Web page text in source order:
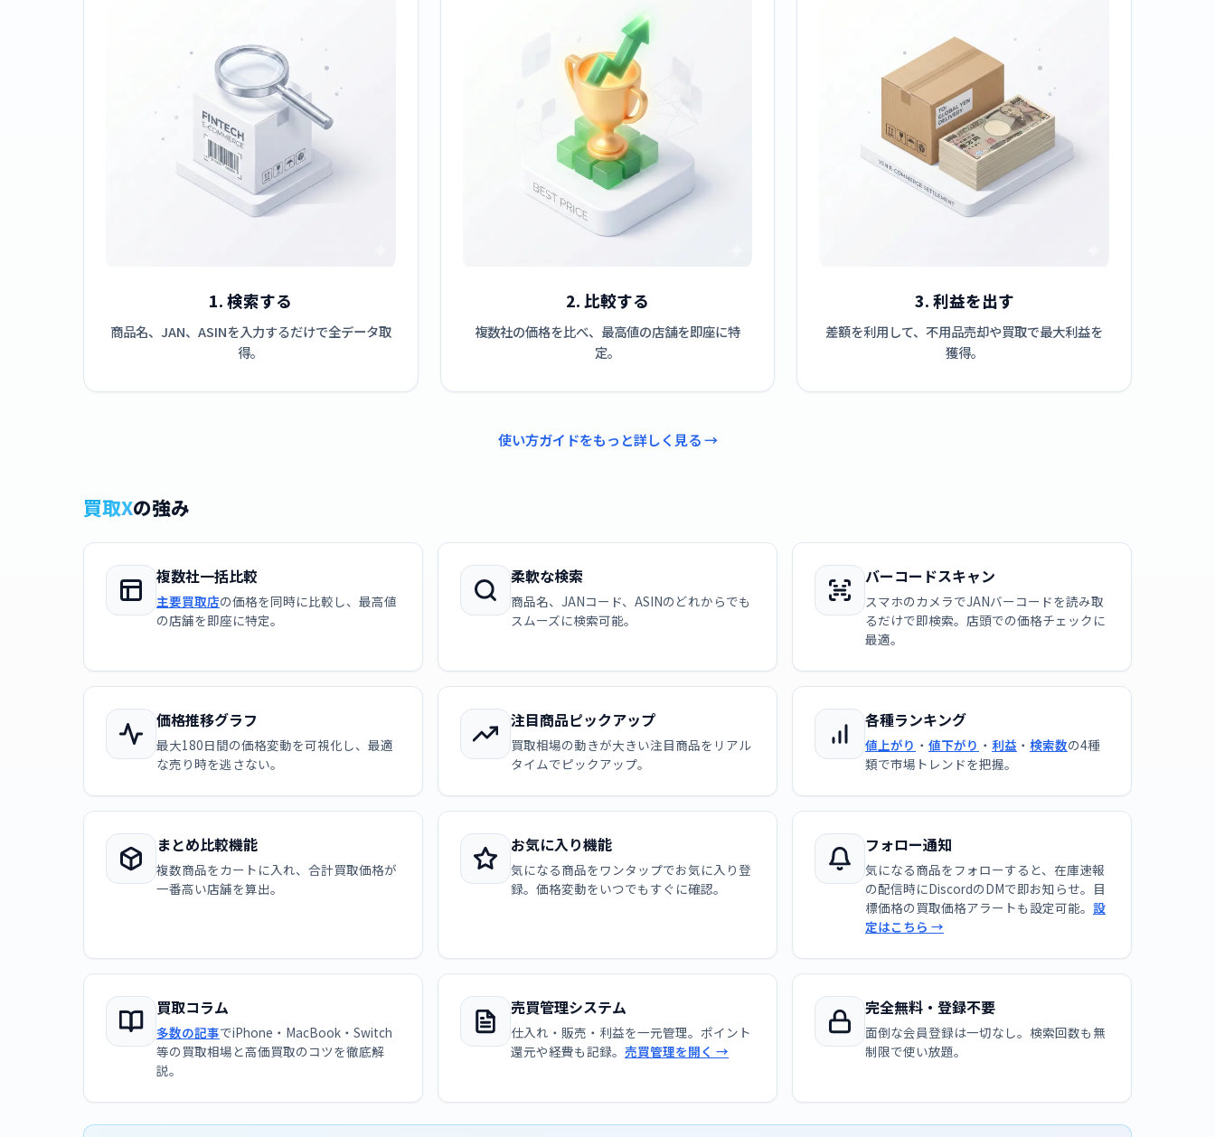
1. 検索する
商品名、JAN、ASINを入力するだけで全データ取
得。
2. 比較する
複数社の価格を比べ、最高値の店舗を即座に特
定。
3. 利益を出す
差額を利用して、不用品売却や買取で最大利益を
獲得。
使い方ガイドをもっと詳しく見る →
買取Xの強み
複数社一括比較
主要買取店の価格を同時に比較し、最高値
の店舗を即座に特定。
柔軟な検索
商品名、JANコード、ASINのどれからでも
スムーズに検索可能。
バーコードスキャン
スマホのカメラでJANバーコードを読み取
るだけで即検索。店頭での価格チェックに
最適。
価格推移グラフ
最大180日間の価格変動を可視化し、最適
な売り時を逃さない。
注目商品ピックアップ
買取相場の動きが大きい注目商品をリアル
タイムでピックアップ。
各種ランキング
値上がり ・ 値下がり ・ 利益 ・ 検索数の4種
類で市場トレンドを把握。
まとめ比較機能
複数商品をカートに入れ、合計買取価格が
一番高い店舗を算出。
お気に入り機能
気になる商品をワンタップでお気に入り登
録。価格変動をいつでもすぐに確認。
フォロー通知
気になる商品をフォローすると、在庫速報
の配信時にDiscordのDMで即お知らせ。目
標価格の買取価格アラートも設定可能。 設
定はこちら →
買取コラム
多数の記事でiPhone・MacBook・Switch
等の買取相場と高価買取のコツを徹底解
説。
売買管理システム
仕入れ・販売・利益を一元管理。ポイント
還元や経費も記録。 売買管理を開く →
完全無料・登録不要
面倒な会員登録は一切なし。検索回数も無
制限で使い放題。